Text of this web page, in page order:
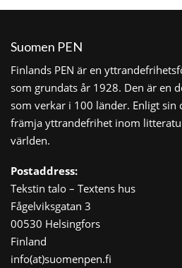
Suomen PEN
Finlands PEN är en
som grundats år 1928. Den är en
som verkar i 100 länder. Enligt sin
främja yttrandefrihet inom
världen.
Postaddress:
Tekstin talo – Textens hus
Fågelviksgatan 3
00530 Helsingfors
Finland
info(at)suomenpen.fi